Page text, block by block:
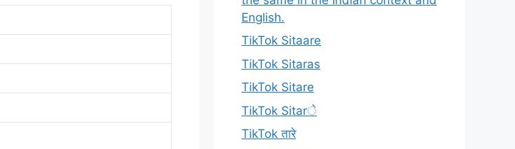
English.
TikTok Sitaare
TikTok Sitaras
TikTok Sitare
TikTok Sitarे
TikTok तारे